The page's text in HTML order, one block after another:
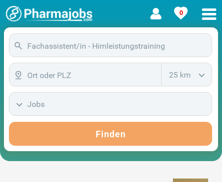
0
25 km
Jobs
Finden